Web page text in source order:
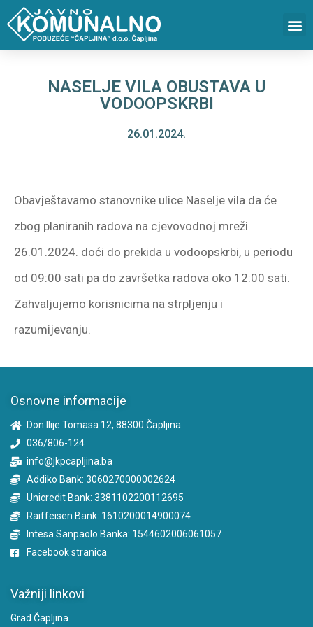
NASELJE VILA OBUSTAVA U
VODOOPSKRBI
26.01.2024.
Obavještavamo stanovnike ulice Naselje vila da će
zbog planiranih radova na cjevovodnoj mreži
26.01.2024. doći do prekida u vodoopskrbi, u periodu
od 09:00 sati pa do završetka radova oko 12:00 sati.
Zahvaljujemo korisnicima na strpljenju i
razumijevanju.
Osnovne informacije
Don Ilije Tomasa 12, 88300 Čapljina
036/806-124
info@jkpcapljina.ba
Addiko Bank: 3060270000002624
Unicredit Bank: 3381102200112695
Raiffeisen Bank: 1610200014900074
Intesa Sanpaolo Banka: 1544602006061057
Facebook stranica
Važniji linkovi
Grad Čapljina